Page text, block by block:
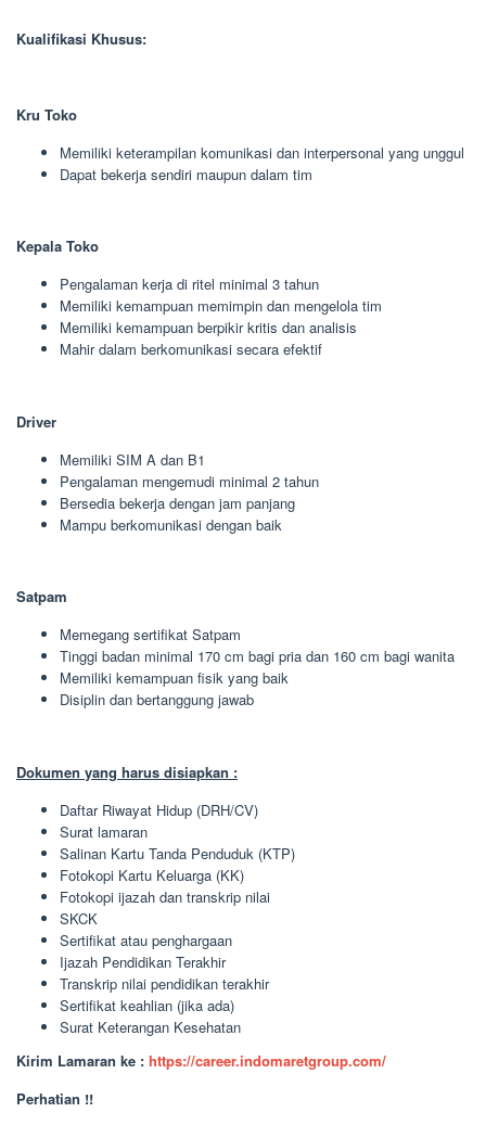
Kualifikasi Khusus:
Kru Toko
Memiliki keterampilan komunikasi dan interpersonal yang unggul
Dapat bekerja sendiri maupun dalam tim
Kepala Toko
Pengalaman kerja di ritel minimal 3 tahun
Memiliki kemampuan memimpin dan mengelola tim
Memiliki kemampuan berpikir kritis dan analisis
Mahir dalam berkomunikasi secara efektif
Driver
Memiliki SIM A dan B1
Pengalaman mengemudi minimal 2 tahun
Bersedia bekerja dengan jam panjang
Mampu berkomunikasi dengan baik
Satpam
Memegang sertifikat Satpam
Tinggi badan minimal 170 cm bagi pria dan 160 cm bagi wanita
Memiliki kemampuan fisik yang baik
Disiplin dan bertanggung jawab
Dokumen yang harus disiapkan :
Daftar Riwayat Hidup (DRH/CV)
Surat lamaran
Salinan Kartu Tanda Penduduk (KTP)
Fotokopi Kartu Keluarga (KK)
Fotokopi ijazah dan transkrip nilai
SKCK
Sertifikat atau penghargaan
Ijazah Pendidikan Terakhir
Transkrip nilai pendidikan terakhir
Sertifikat keahlian (jika ada)
Surat Keterangan Kesehatan
Kirim Lamaran ke : https://career.indomaretgroup.com/
Perhatian !!